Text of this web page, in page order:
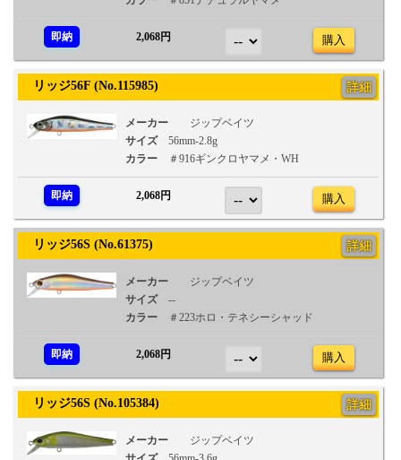
即納 2,068円 購入
リッジ56F (No.115985) 詳細
メーカー
ジップベイツ
サイズ
56mm-2.8g
カラー
＃916ギンクロヤマメ・WH
即納 2,068円 購入
リッジ56S (No.61375) 詳細
メーカー
ジップベイツ
サイズ
--
カラー
＃223ホロ・テネシーシャッド
即納 2,068円 購入
リッジ56S (No.105384) 詳細
メーカー
ジップベイツ